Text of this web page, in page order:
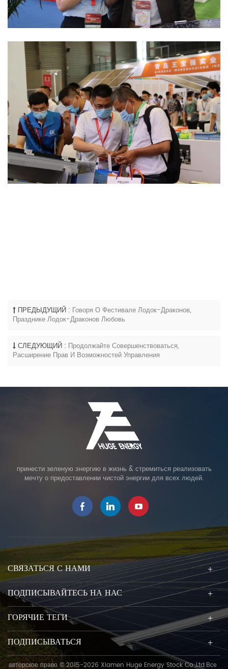
ПРЕДЫДУЩИЙ : Говоря О Фестивале Лодок-Драконов,
Празднике Лодок-Драконов Любовь
СЛЕДУЮЩИЙ : Продолжайте Совершенствоваться,
Расширение Прав И Возможностей Управления
принести зеленую энергию в жизнь & стремиться реализовать
мечту о предоставлении чистой энергии для всех людей.
СВЯЗАТЬСЯ С НАМИ
ПОДПИСЫВАЙТЕСЬ НА НАС
ГОРЯЧИЕ ТЕГИ
ПОДПИСЫВАТЬСЯ
авторское право © 2015-2026 Xiamen Huge Energy Stock Co.,Ltd.Все